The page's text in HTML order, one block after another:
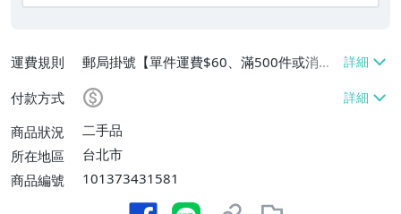
運費規則
郵局掛號【單件運費$60、滿500件或消費
滿$20000免運費】
付款方式
商品狀況
二手品
所在地區
台北市
商品編號
101373431581